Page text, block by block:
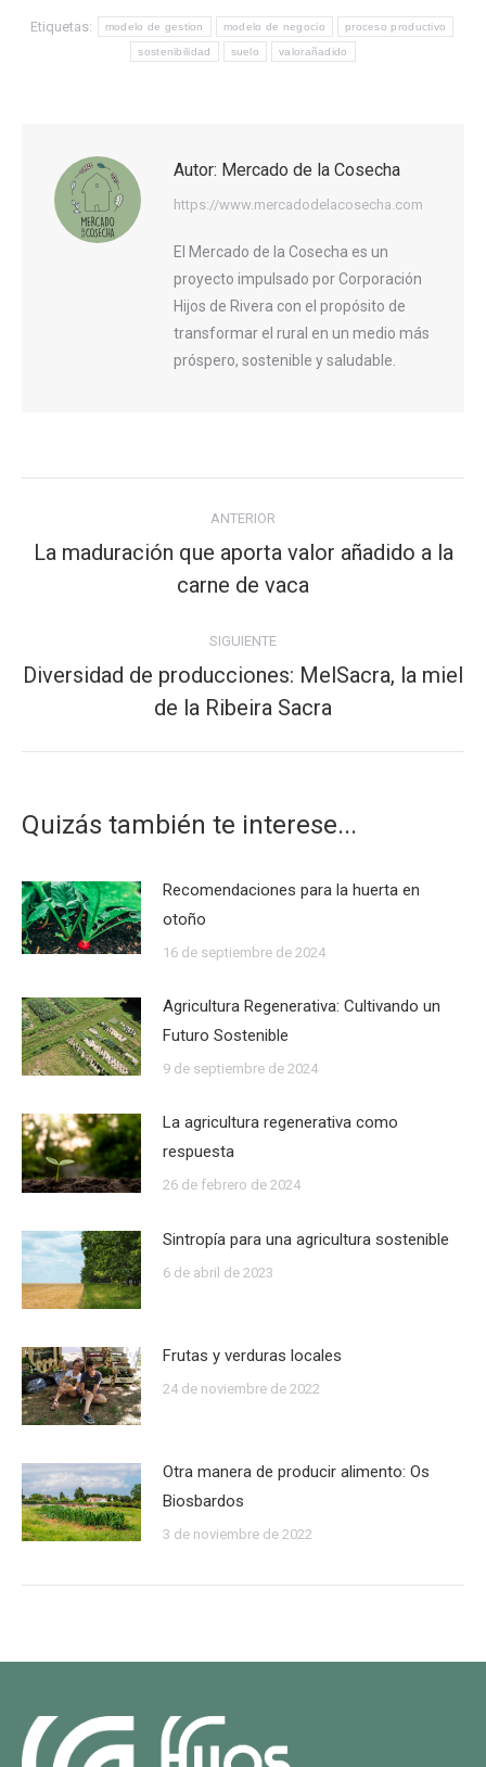
Etiquetas: modelo de gestion modelo de negocio proceso productivo
sostenibilidad suelo valorañadido
Autor: Mercado de la Cosecha
https://www.mercadodelacosecha.com
El Mercado de la Cosecha es un
proyecto impulsado por Corporación
Hijos de Rivera con el propósito de
transformar el rural en un medio más
próspero, sostenible y saludable.
publicaciones
ANTERIOR
Publicación
anterior:
La maduración que aporta valor añadido a la
carne de vaca
SIGUIENTE
Publicación
siguiente:
Diversidad de producciones: MelSacra, la miel
de la Ribeira Sacra
Quizás también te interese...
Recomendaciones para la huerta en
otoño
16 de septiembre de 2024
Agricultura Regenerativa: Cultivando un
Futuro Sostenible
9 de septiembre de 2024
La agricultura regenerativa como
respuesta
26 de febrero de 2024
Sintropía para una agricultura sostenible
6 de abril de 2023
Frutas y verduras locales
24 de noviembre de 2022
Otra manera de producir alimento: Os
Biosbardos
3 de noviembre de 2022